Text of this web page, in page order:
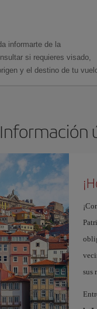
informarte de la
si requieres visado,
y el destino de tu
Información
sus